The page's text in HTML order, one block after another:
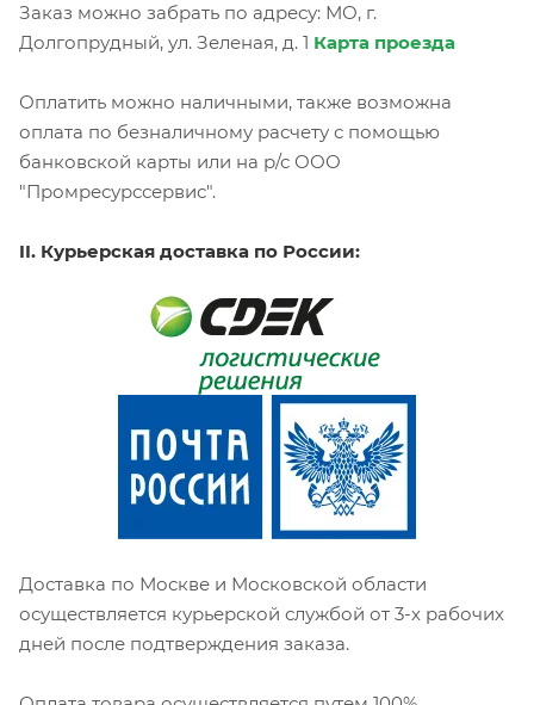
Заказ можно забрать по адресу: МО, г.
Долгопрудный, ул. Зеленая, д. 1 Карта проезда
Оплатить можно наличными, также возможна
оплата по безналичному расчету с помощью
банковской карты или на р/с ООО
"Промресурссервис".
II. Курьерская доставка по России:
Доставка по Москве и Московской области
осуществляется курьерской службой от 3-х рабочих
дней после подтверждения заказа.